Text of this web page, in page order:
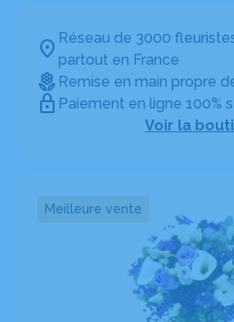
Réseau de 3000
partout en France
Remise en main propre
Paiement en ligne 100%
Voir la
Meilleure vente